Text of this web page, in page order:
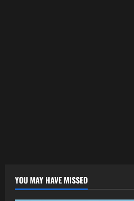
YOU MAY HAVE MISSED